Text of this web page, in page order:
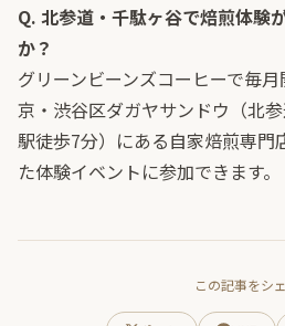
Q. 北参道・千駄ヶ谷で焙煎体験
か？
グリーンビーンズコーヒーで毎
京・渋谷区ダガヤサンドウ（北
駅徒歩7分）にある自家焙煎専門
た体験イベントに参加できます。
この記事をシ